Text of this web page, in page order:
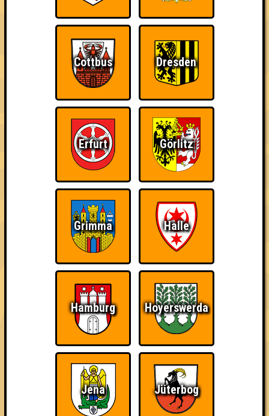
Angemeldete Teams
Wir dürfen euch die kleine aber feine "Nepomuk Quiznight" in
Plagwitz präsentieren.
Abwechselnd ausgetüftelt und präsentiert von unseren guten
Freunden Hiero, Felix, Eva & Richard erwarten euch fünf Runden
mit jeweils bis zu 10 Fragen in den verschiedensten Formen,
Farben und Schwierigkeitsgraden.
Der Platz ist begrenzt, also reserviert am besten schnell einen
Tisch für euer Team, das maximal aus acht Personen bestehen
darf - Link in der Bio!
Cottbus Dresden
Erfurt Görlitz
Grimma Halle
Hamburg Hoyerswerda
Jena Jüterbog